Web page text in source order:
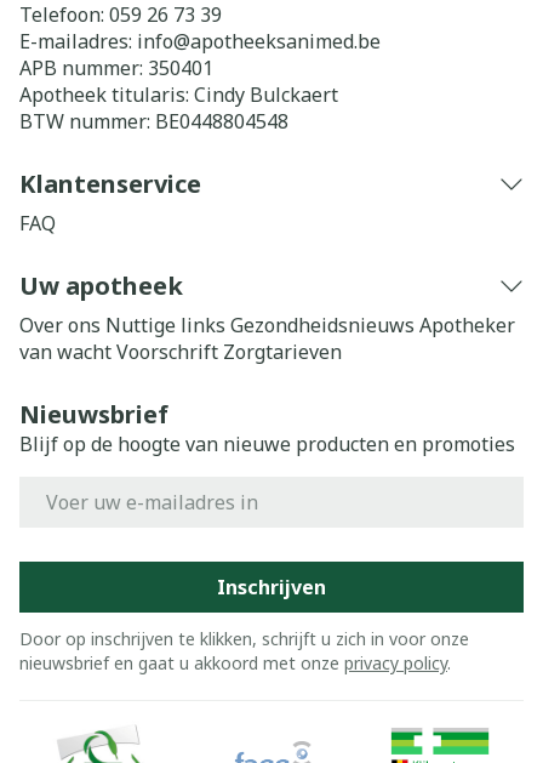
Telefoon: 059 26 73 39
E-mailadres: info@apotheeksanimed.be
APB nummer: 350401
Apotheek titularis: Cindy Bulckaert
BTW nummer: BE0448804548
Klantenservice
FAQ
Uw apotheek
Over ons Nuttige links Gezondheidsnieuws Apotheker
van wachtVoorschrift Zorgtarieven
Nieuwsbrief
Blijf op de hoogte van nieuwe producten en promoties
Inschrijven
Door op inschrijven te klikken, schrijft u zich in voor onze
nieuwsbrief en gaat u akkoord met onze privacy policy.